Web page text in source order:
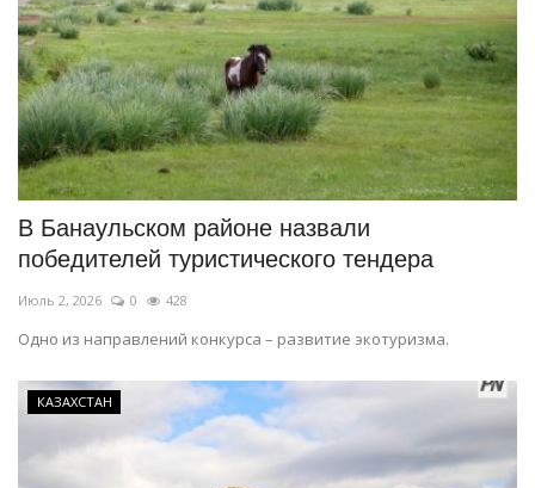
В Банаульском районе назвали
победителей туристического тендера
Июль 2, 2026 0 428
Одно из направлений конкурса – развитие экотуризма.
КАЗАХСТАН